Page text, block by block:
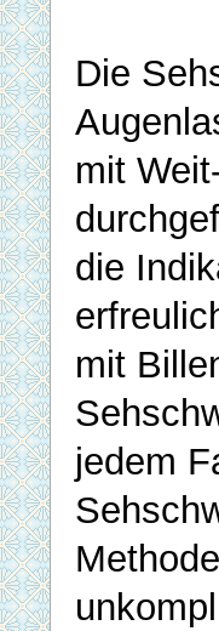
Die
mit
die
mit
jedem